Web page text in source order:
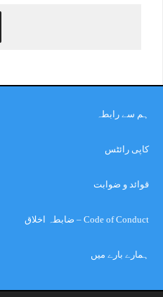
ہم سے رابطہ
کاپی رائٹس
قوائد و ضوابت
Code of Conduct – ضابطہ اخلاق
ہمارے بارے میں